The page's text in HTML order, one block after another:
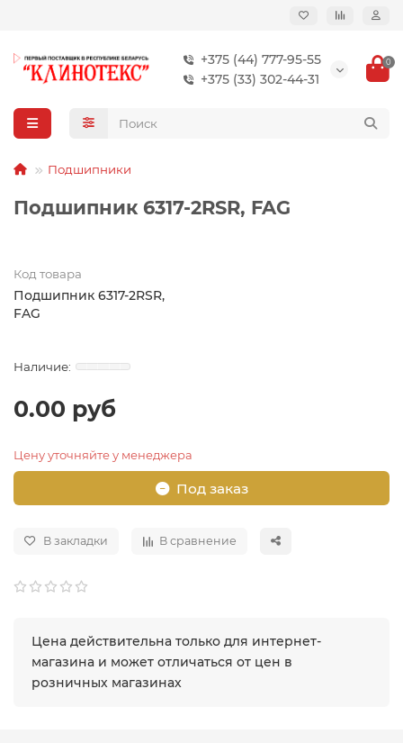
+375 (44) 777-95-55
+375 (33) 302-44-31
0
Подшипники
Подшипник 6317-2RSR, FAG
Код товара
Подшипник 6317-2RSR,
FAG
0.00 руб
Цену уточняйте у менеджера
Под заказ
В закладки В сравнение
Цена действительна только для интернет-
магазина и может отличаться от цен в
розничных магазинах